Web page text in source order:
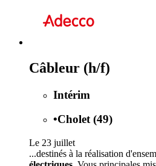
Câbleur (h/f)
Intérim
•Cholet (49)
Le 23 juillet
...destinés à la réalisation